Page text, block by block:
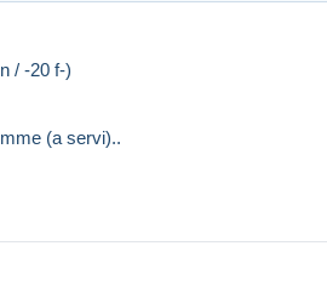
/ -20 f-)
(a servi)..